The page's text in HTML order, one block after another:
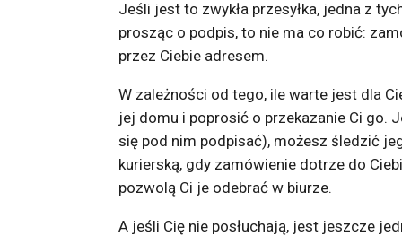
Jeśli jest to zwykła przesyłka, jedna z
prosząc o podpis, to nie ma co robić:
przez Ciebie adresem.
W zależności od tego, ile warte jest dla
jej domu i poprosić o przekazanie Ci go.
się pod nim podpisać), możesz śledzić
kurierską, gdy zamówienie dotrze do
pozwolą Ci je odebrać w biurze.
A jeśli Cię nie posłuchają, jest jeszcze